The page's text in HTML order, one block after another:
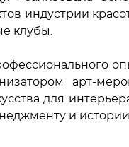
индустрии
клубы.
арт-
для
и